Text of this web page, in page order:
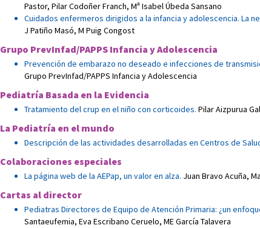
Pastor, Pilar Codoñer Franch, Mª Isabel Úbeda Sansano
Cuidados enfermeros dirigidos a la infancia y adolescencia. La
J Patiño Masó, M Puig Congost
Grupo PrevInfad/PAPPS Infancia y Adolescencia
Prevención de embarazo no deseado e infecciones de
Grupo PrevInfad/PAPPS Infancia y Adolescencia
Pediatría Basada en la Evidencia
Tratamiento del crup en el niño con corticoides. Pilar Aizpurua
La Pediatría en el mundo
Descripción de las actividades desarrolladas en Centros de
Colaboraciones especiales
La página web de la AEPap, un valor en alza. Juan Bravo Acuña,
Cartas al director
Pediatras Directores de Equipo de Atención Primaria: ¿un
Santaeufemia, Eva Escribano Ceruelo, ME García Talavera